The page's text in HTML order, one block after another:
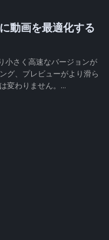
動画を最適化する
小さく高速なバージョンが
グ、プレビューがより滑ら
変わりません。...